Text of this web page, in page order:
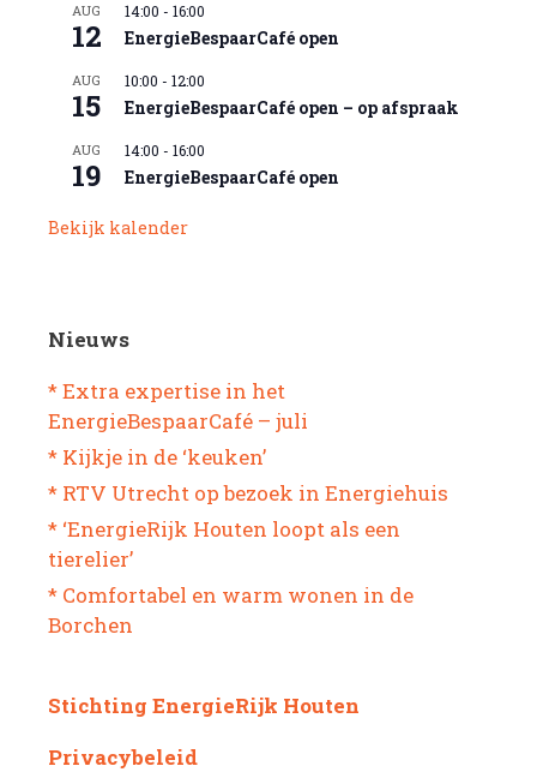
AUG
12
14:00 - 16:00
EnergieBespaarCafé open
AUG
15
10:00 - 12:00
EnergieBespaarCafé open – op afspraak
AUG
19
14:00 - 16:00
EnergieBespaarCafé open
Bekijk kalender
Nieuws
* Extra expertise in het
EnergieBespaarCafé – juli
* Kijkje in de ‘keuken’
* RTV Utrecht op bezoek in Energiehuis
* ‘EnergieRijk Houten loopt als een
tierelier’
* Comfortabel en warm wonen in de
Borchen
Stichting EnergieRijk Houten
Privacybeleid